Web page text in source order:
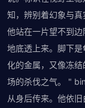
知，辨别着幻象与
他站在一片望不到
地底透上来。脚下
化的金属，又像冻
场的杀伐之气。 "
从身后传来。他依